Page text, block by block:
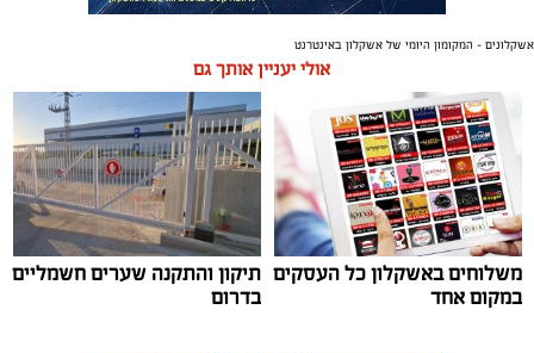
אשקלונים - המקומון היומי של אשקלון באינטרנט
אולי יעניין אותך גם
משלוחים באשקלון כל העסקים
במקום אחד
תיקון והתקנה שערים חשמליים
בדרום